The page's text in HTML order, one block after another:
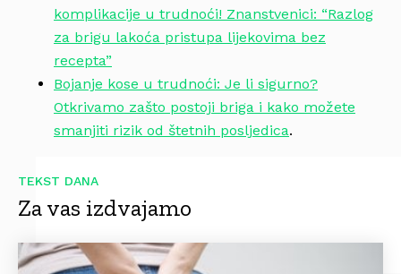
komplikacije u trudnoći! Znanstvenici: “Razlog
za brigu lakoća pristupa lijekovima bez
recepta”
Bojanje kose u trudnoći: Je li sigurno?
Otkrivamo zašto postoji briga i kako možete
smanjiti rizik od štetnih posljedica.
TEKST DANA
Za vas izdvajamo